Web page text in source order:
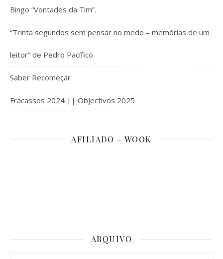
Bingo “Vontades da Tim”.
“Trinta segundos sem pensar no medo – memórias de um
leitor” de Pedro Pacífico
Saber Recomeçar
Fracassos 2024 || Objectivos 2025
AFILIADO – WOOK
ARQUIVO